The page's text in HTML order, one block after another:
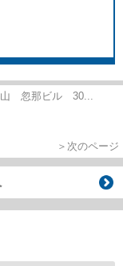
忽那ビル 30...
＞次のページ